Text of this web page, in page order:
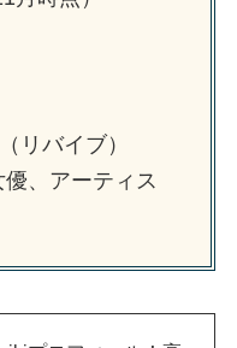
リバイブ）
、アーティス